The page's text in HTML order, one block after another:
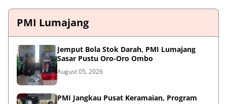
PMI Lumajang
Jemput Bola Stok Darah, PMI Lumajang
Sasar Pustu Oro-Oro Ombo
August 05, 2026
PMI Jangkau Pusat Keramaian, Program